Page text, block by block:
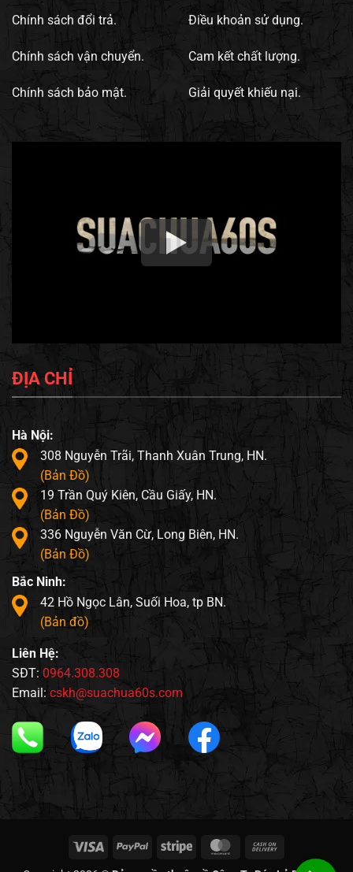
Chính sách đổi trả.
Chính sách vận chuyển.
Chính sách bảo mật.
Điều khoản sử dụng.
Cam kết chất lượng.
Giải quyết khiếu nại.
ĐỊA CHỈ
Hà Nội:
308 Nguyễn Trãi, Thanh Xuân Trung, HN.
(Bản Đồ)
19 Trần Quý Kiên, Cầu Giấy, HN.
(Bản Đồ)
336 Nguyễn Văn Cừ, Long Biên, HN.
(Bản Đồ)
Bắc Ninh:
42 Hồ Ngọc Lân, Suối Hoa, tp BN.
(Bản đồ)
Liên Hệ:
SĐT: 0964.308.308
Email: cskh@suachua60s.com
Visa PayPal Stripe MasterCard